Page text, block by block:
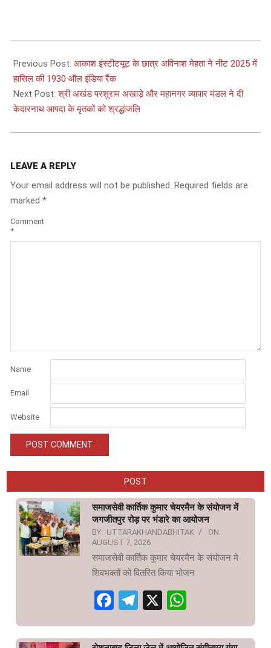
06-
16
Previous Post: आकाश इंस्टीटयूट के छात्र अविनाश मेहता ने नीट 2025 में
हासिल की 1930 ऑल इंडिया रैंक
Next Post:श्री अखंड परशुराम अखाड़े और महानगर व्यापार मंडल ने दी
केदारनाथ आपदा के मृतकों को श्रद्धांजलि
LEAVE A REPLY
Your email address will not be published. Required fields are
marked *
Comment
*
Name
Email
Website
POST
समाजसेवी कार्तिक कुमार चेयरमैन के संयोजन में
जगजीतपुर रोड़ पर भंडारे का आयोजन
BY: UTTARAKHANDABHITAK
ON:
AUGUST 7, 2026
समाजसेवी कार्तिक कुमार चेयरमैन के संयोजन मे
शिवभक्तों को वितरित किया भोजन
Facebook
Telegram
X